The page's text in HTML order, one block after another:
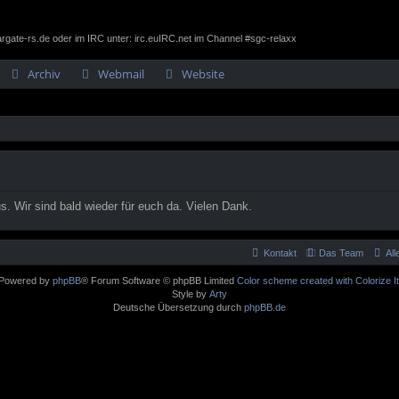
rs.de oder im IRC unter: irc.euIRC.net im Channel #sgc-relaxx
Archiv Webmail
Website
Wir sind bald wieder für euch da. Vielen Dank.
Das Team
Kontakt
Powered by phpBB® Forum Software © phpBB Limited Color scheme created with Colorize It.
Style by Arty
Deutsche Übersetzung durch phpBB.de